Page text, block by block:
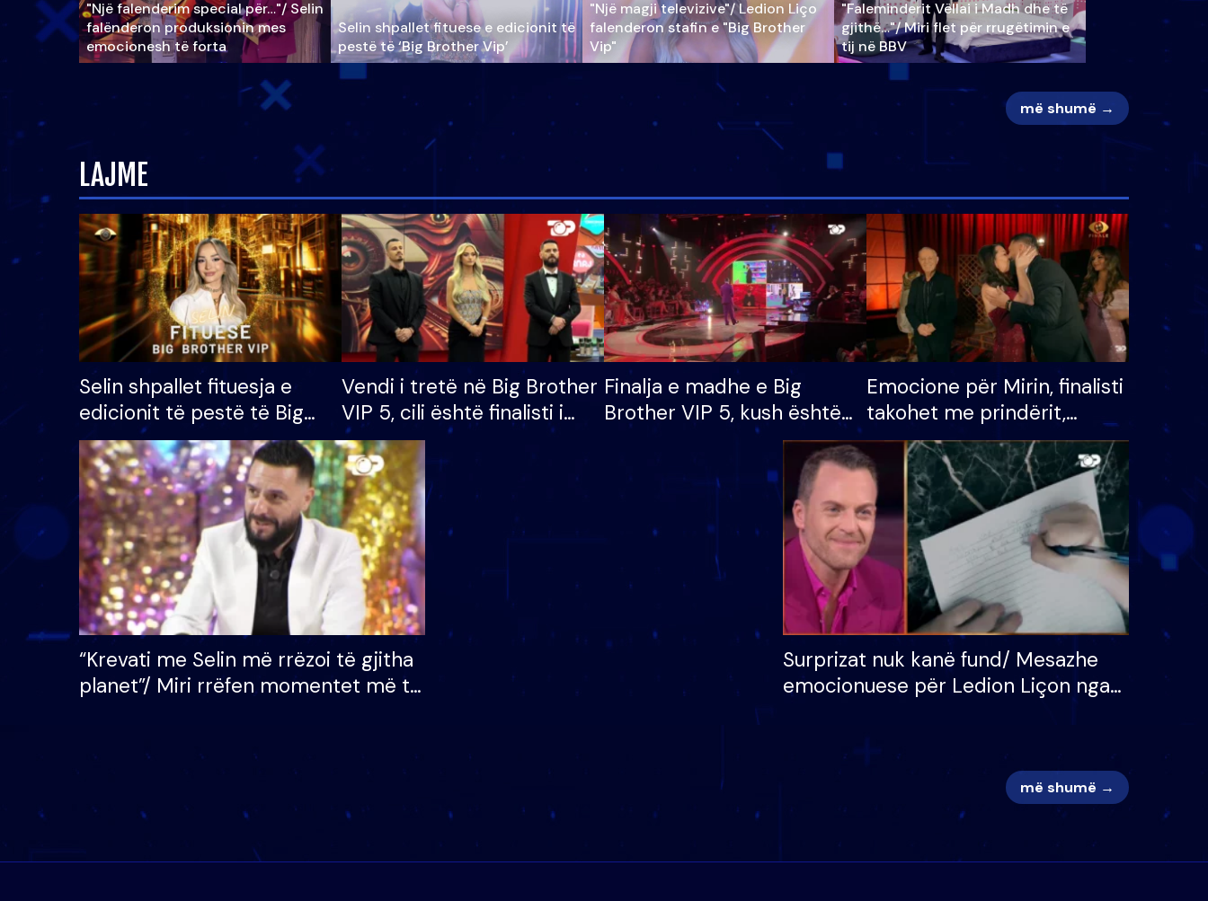
"Një falenderim special për…"/ Selin
falënderon produksionin mes
emocionesh të forta
Selin shpallet fituese e edicionit të
pestë të ‘Big Brother Vip’
"Një magji televizive"/ Ledion Liço
falenderon stafin e "Big Brother
Vip"
"Faleminderit Vëllai i Madh dhe të
gjithë…"/ Miri flet për rrugëtimin e
tij në BBV
më shumë →
LAJME
Selin shpallet fituesja e
edicionit të pestë të Big
Brother VIP, rrëmben
çmimin e madh prej 100
mijë eurosh
Vendi i tretë në Big Brother
VIP 5, cili është finalisti i
radhës që lë shtëpinë
Finalja e madhe e Big
Brother VIP 5, kush është
banori i parë që lë shtëpinë
dhe humb mundësinë për
të fituar çmimin e madh
Emocione për Mirin, finalisti
takohet me prindërit,
vajzën dhe bashkëshorten:
S’kemi ndonjë letër divorci
apo jo?
“Krevati me Selin më rrëzoi të gjitha
planet”/ Miri rrëfen momentet më të
Surprizat nuk kanë fund/ Mesazhe
emocionuese për Ledion Liçon nga
më shumë →